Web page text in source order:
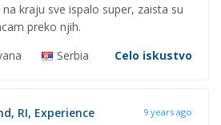
kraju sve ispalo super, zaista su
preko njih.
Serbia Celo iskustvo
RI, Experience 9 years ago